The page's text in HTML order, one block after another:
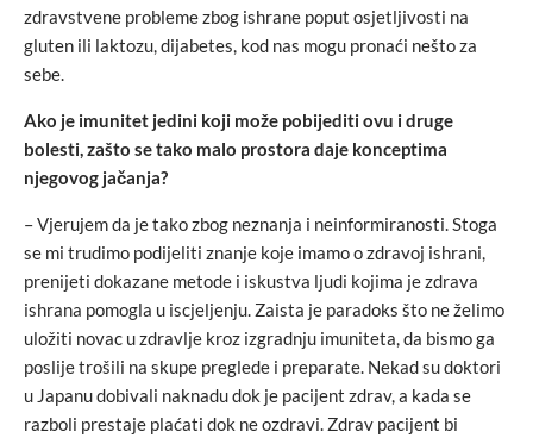
zdravstvene probleme zbog ishrane poput osjetljivosti na
gluten ili laktozu, dijabetes, kod nas mogu pronaći nešto za
sebe.
Ako je imunitet jedini koji može pobijediti ovu i druge
bolesti, zašto se tako malo prostora daje konceptima
njegovog jačanja?
– Vjerujem da je tako zbog neznanja i neinformiranosti. Stoga
se mi trudimo podijeliti znanje koje imamo o zdravoj ishrani,
prenijeti dokazane metode i iskustva ljudi kojima je zdrava
ishrana pomogla u iscjeljenju. Zaista je paradoks što ne želimo
uložiti novac u zdravlje kroz izgradnju imuniteta, da bismo ga
poslije trošili na skupe preglede i preparate. Nekad su doktori
u Japanu dobivali naknadu dok je pacijent zdrav, a kada se
razboli prestaje plaćati dok ne ozdravi. Zdrav pacijent bi